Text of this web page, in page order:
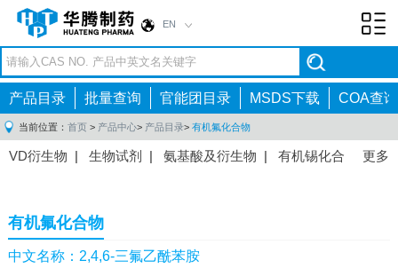
EN
产品目录 批量查询 官能团目录 MSDS下载 COA查询
当前位置： 首页 > 产品中心> 产品目录> 有机氟化合物
更多
VD衍生物 | 生物试剂 | 氨基酸及衍生物 | 有机锡化合
间体|抗高血压药物中间体
感染药物中间体|
体 |抗精神病药物中间体| 抗炎药物中间体
有机氟化合物
中文名称：2,4,6-三氟乙酰苯胺